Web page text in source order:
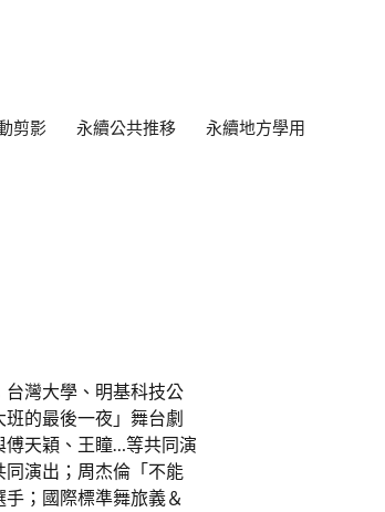
剪影 永續公共推移 永續地方學用
灣大學、明基科技公
的最後一夜」舞台劇
傅天穎、王瞳…等共同演
演出；周杰倫「不能
；國際標準舞旅義＆